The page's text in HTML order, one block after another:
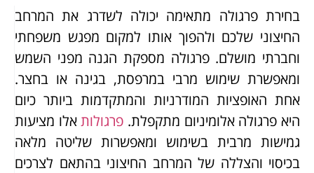
בחירת פרגולה מתאימה יכולה לשדרג את המרחב
החיצוני שלכם ולהפוך אותו למקום מפגש משפחתי
וחברתי מושלם. פרגולה מספקת הגנה מפני השמש
ומאפשרת שימוש מרבי במרפסת, בגינה או בחצר.
אחת האופציות המודרניות והמתקדמות ביותר כיום
היא פרגולה אלומיניום מתקפלת. פרגולותאלו מציעות
גמישות מרבית בשימוש ומאפשרות שליטה מלאה
בכיסוי והצללה של המרחב החיצוני בהתאם לצרכים